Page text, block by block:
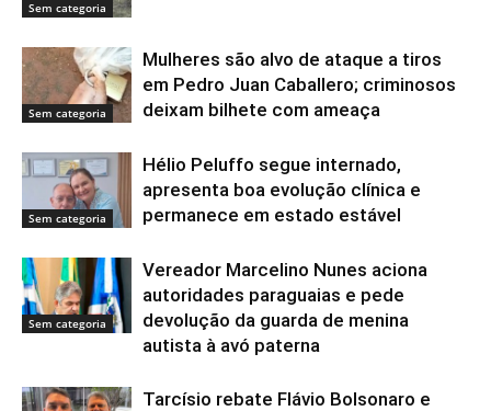
Sem categoria
Sem categoria
Mulheres são alvo de ataque a tiros
em Pedro Juan Caballero; criminosos
deixam bilhete com ameaça
Sem categoria
Hélio Peluffo segue internado,
apresenta boa evolução clínica e
permanece em estado estável
Sem categoria
Vereador Marcelino Nunes aciona
autoridades paraguaias e pede
devolução da guarda de menina
autista à avó paterna
Tarcísio rebate Flávio Bolsonaro e